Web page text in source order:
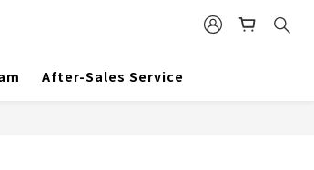
After-Sales Service